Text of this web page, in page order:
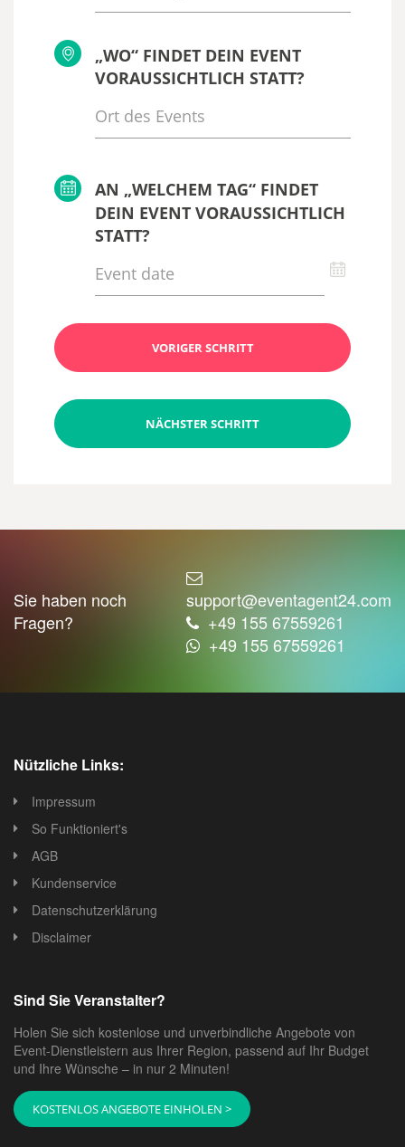
„WO“ FINDET DEIN EVENT
VORAUSSICHTLICH STATT?
AN „WELCHEM TAG“ FINDET
DEIN EVENT VORAUSSICHTLICH
STATT?
VORIGER SCHRITT
NÄCHSTER SCHRITT
Sie haben noch
Fragen?
support@eventagent24.com
+49 155 67559261
+49 155 67559261
Nützliche Links:
Impressum
So Funktioniert's
AGB
Kundenservice
Datenschutzerklärung
Disclaimer
Sind Sie Veranstalter?
Holen Sie sich kostenlose und unverbindliche Angebote von
Event-Dienstleistern aus Ihrer Region, passend auf Ihr Budget
und Ihre Wünsche – in nur 2 Minuten!
KOSTENLOS ANGEBOTE EINHOLEN >